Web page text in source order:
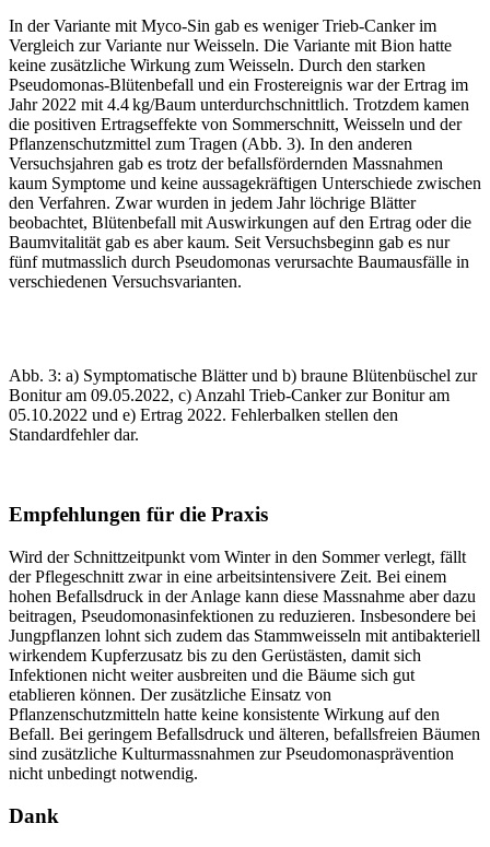
In der Variante mit Myco-Sin gab es weniger Trieb-Canker im
Vergleich zur Variante nur Weisseln. Die Variante mit Bion hatte
keine zusätzliche Wirkung zum Weisseln. Durch den starken
Pseudomonas-Blütenbefall und ein Frostereignis war der Ertrag im
Jahr 2022 mit 4.4 kg/Baum unterdurchschnittlich. Trotzdem kamen
die positiven Ertragseffekte von Sommerschnitt, Weisseln und der
Pflanzenschutzmittel zum Tragen (Abb. 3). In den anderen
Versuchsjahren gab es trotz der befallsfördernden Massnahmen
kaum Symptome und keine aussagekräftigen Unterschiede zwischen
den Verfahren. Zwar wurden in jedem Jahr löchrige Blätter
beobachtet, Blütenbefall mit Auswirkungen auf den Ertrag oder die
Baumvitalität gab es aber kaum. Seit Versuchsbeginn gab es nur
fünf mutmasslich durch Pseudomonas verursachte Baumausfälle in
verschiedenen Versuchsvarianten.
Abb. 3: a) Symptomatische Blätter und b) braune Blütenbüschel zur
Bonitur am 09.05.2022, c) Anzahl Trieb-Canker zur Bonitur am
05.10.2022 und e) Ertrag 2022. Fehlerbalken stellen den
Standardfehler dar.
Empfehlungen für die Praxis
Wird der Schnittzeitpunkt vom Winter in den Sommer verlegt, fällt
der Pflegeschnitt zwar in eine arbeitsintensivere Zeit. Bei einem
hohen Befallsdruck in der Anlage kann diese Massnahme aber dazu
beitragen, Pseudomonasinfektionen zu reduzieren. Insbesondere bei
Jungpflanzen lohnt sich zudem das Stammweisseln mit antibakteriell
wirkendem Kupferzusatz bis zu den Gerüstästen, damit sich
Infektionen nicht weiter ausbreiten und die Bäume sich gut
etablieren können. Der zusätzliche Einsatz von
Pflanzenschutzmitteln hatte keine konsistente Wirkung auf den
Befall. Bei geringem Befallsdruck und älteren, befallsfreien Bäumen
sind zusätzliche Kulturmassnahmen zur Pseudomonasprävention
nicht unbedingt notwendig.
Dank